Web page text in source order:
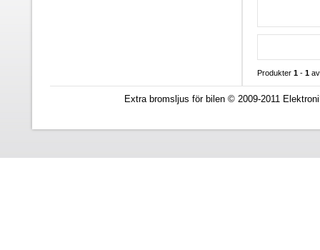
Produkter 1 - 1
Extra bromsljus för bilen © 2009-2011